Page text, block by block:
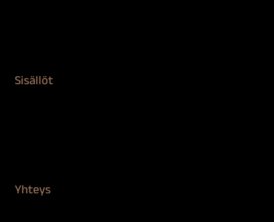
Sisällöt
Yhteys